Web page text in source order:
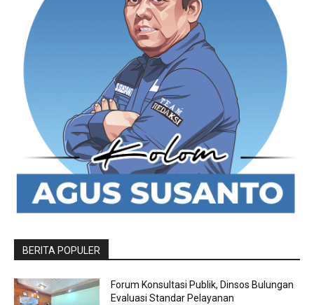
BERITA POPULER
Forum Konsultasi Publik, Dinsos Bulungan
Evaluasi Standar Pelayanan